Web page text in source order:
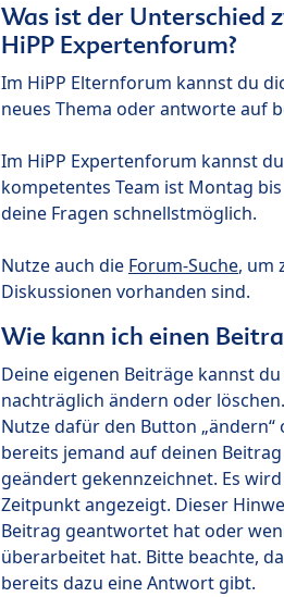
Was ist der Unterschied
HiPP Expertenforum?
Im HiPP Elternforum kannst du
neues Thema oder antworte auf
Im HiPP Expertenforum kannst
kompetentes Team ist Montag
deine Fragen schnellstmöglich.
Nutze auch die Forum-Suche, um
Diskussionen vorhanden sind.
Wie kann ich einen
Deine eigenen Beiträge kannst
nachträglich ändern oder löschen.
Nutze dafür den Button
bereits jemand auf deinen
geändert gekennzeichnet. Es
Zeitpunkt angezeigt. Dieser
Beitrag geantwortet hat oder
überarbeitet hat. Bitte beachte,
bereits dazu eine Antwort gibt.